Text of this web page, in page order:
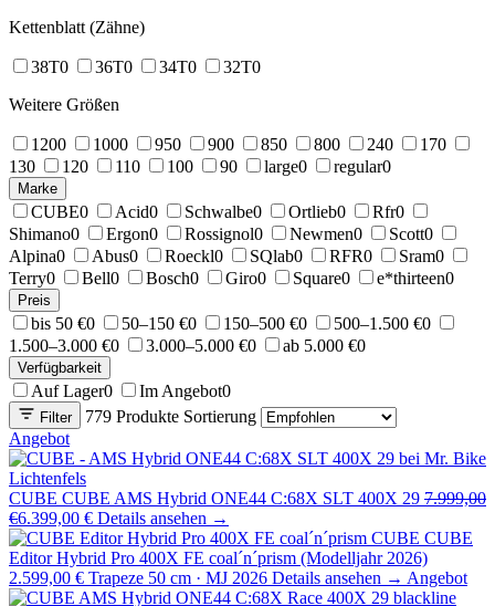
Kettenblatt (Zähne)
38T0 36T0 34T0 32T0
Weitere Größen
1200 1000 950 900 850 800 240 170
130 120 110 100 90 large0 regular0
Marke
CUBE0 Acid0 Schwalbe0 Ortlieb0 Rfr0
Shimano0 Ergon0 Rossignol0 Newmen0 Scott0
Alpina0 Abus0 Roeckl0 SQlab0 RFR0 Sram0
Terry0 Bell0 Bosch0 Giro0 Square0 e*thirteen0
Preis
bis 50 €0 50–150 €0 150–500 €0 500–1.500 €0
1.500–3.000 €0 3.000–5.000 €0 ab 5.000 €0
Verfügbarkeit
Auf Lager0 Im Angebot0
Filter 779 Produkte Sortierung
Angebot
CUBE CUBE AMS Hybrid ONE44 C:68X SLT 400X 29 7.999,00
€6.399,00 € Details ansehen →
CUBE CUBE
Editor Hybrid Pro 400X FE coal´n´prism (Modelljahr 2026)
2.599,00 € Trapeze 50 cm · MJ 2026 Details ansehen → Angebot